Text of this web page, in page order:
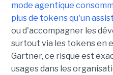
mode agentique
plus de tokens qu'un
ou d'accompagner les
surtout via les tokens en
Gartner, ce risque est
usages dans les